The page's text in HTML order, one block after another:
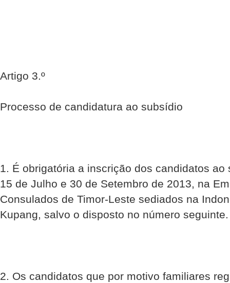
Artigo 3.º
Processo de candidatura ao subsídio
1. É obrigatória a inscrição dos candidatos
15 de Julho e 30 de Setembro de 2013, na
Consulados de Timor-Leste sediados na
Kupang, salvo o disposto no número seguinte.
2. Os candidatos que por motivo familiares